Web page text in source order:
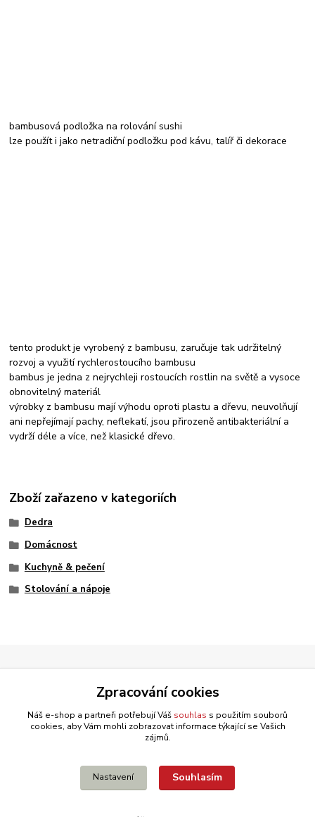
bambusová podložka na rolování sushi
lze použít i jako netradiční podložku pod kávu, talíř či dekorace
tento produkt je vyrobený z bambusu, zaručuje tak udržitelný
rozvoj a využití rychlerostoucího bambusu
bambus je jedna z nejrychleji rostoucích rostlin na světě a vysoce
obnovitelný materiál
výrobky z bambusu mají výhodu oproti plastu a dřevu, neuvolňují
ani nepřejímají pachy, neflekatí, jsou přirozeně antibakteriální a
vydrží déle a více, než klasické dřevo.
Zboží zařazeno v kategoriích
Dedra
Domácnost
Kuchyně & pečení
Stolování a nápoje
Zpracování cookies
Náš e-shop a partneři potřebují Váš souhlas s použitím souborů
cookies, aby Vám mohli zobrazovat informace týkající se Vašich
zájmů.
Nastavení Souhlasím